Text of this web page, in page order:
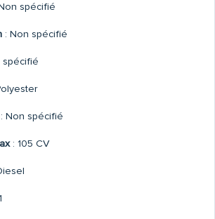
spécifié
: Non spécifié
spécifié
Non spécifié
: 105 CV